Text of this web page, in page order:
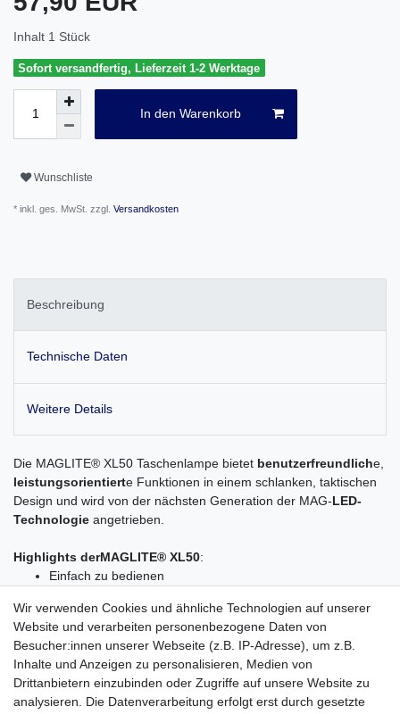
Inhalt 1 Stück
Sofort versandfertig, Lieferzeit 1-2 Werktage
In den Warenkorb
Wunschliste
* inkl. ges. MwSt. zzgl. Versandkosten
Beschreibung
Technische Daten
Weitere Details
Die MAGLITE® XL50 Taschenlampe bietet benutzerfreundliche,
leistungsorientierte Funktionen in einem schlanken, taktischen
Design und wird von der nächsten Generation der MAG-LED-
Technologie angetrieben.
Highlights derMAGLITE® XL50:
Einfach zu bedienen
Drucktaster-Endkappenschalter
Taschenformat-Design
Highlights des Gerber "Sharkbelly" Taschenmessers
Klingenlänge: 3,25"
Wir verwenden Cookies und ähnliche Technologien auf unserer
Website und verarbeiten personenbezogene Daten von
Besucher:innen unserer Webseite (z.B. IP-Adresse), um z.B.
Inhalte und Anzeigen zu personalisieren, Medien von
Drittanbietern einzubinden oder Zugriffe auf unsere Website zu
analysieren. Die Datenverarbeitung erfolgt erst durch gesetzte